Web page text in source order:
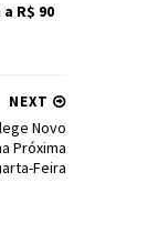
R$ 90
NEXT
Novo
Próxima
Feira